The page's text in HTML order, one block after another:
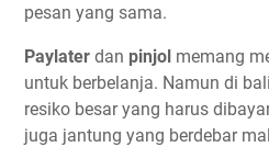
pesan yang sama.
Paylater dan pinjol memang
untuk berbelanja. Namun di
resiko besar yang harus
juga jantung yang berdebar